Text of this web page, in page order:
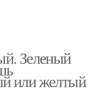
Зеленый
или желтый